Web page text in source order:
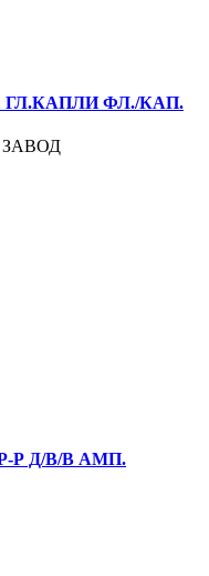
ГЛ.КАПЛИ ФЛ./КАП.
Р Д/В/В АМП.